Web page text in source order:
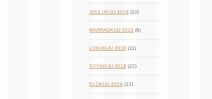
JOULUKUU 2018 (10)
MARRASKUU 2018 (6)
LOKAKUU 2018 (11)
SYYSKUU 2018 (22)
ELOKUU 2018 (12)